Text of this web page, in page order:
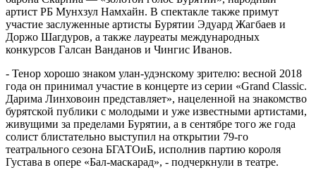
артист РБ Мунхзул Намхайн. В спектакле также примут
участие заслуженные артисты Бурятии Эдуард Жагбаев и
Доржо Шагдуров, а также лауреаты международных
конкурсов Галсан Ванданов и Чингис Иванов.
- Тенор хорошо знаком улан-удэнскому зрителю: весной 2018
года он принимал участие в концерте из серии «Grand Classic.
Дарима Линховоин представляет», нацеленной на знакомство
бурятской публики с молодыми и уже известными артистами,
живущими за пределами Бурятии, а в сентябре того же года
солист блистательно выступил на открытии 79-го
театрального сезона БГАТОиБ, исполнив партию короля
Густава в опере «Бал-маскарад», - подчеркнули в театре.